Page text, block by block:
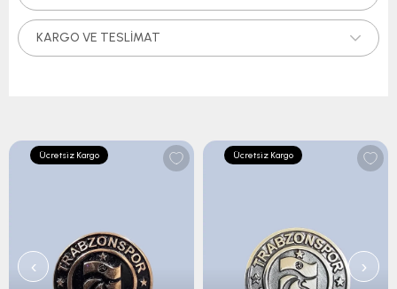
KARGO VE TESLIMAT
Ücretsiz Kargo Ücretsiz Kargo
‹ ›